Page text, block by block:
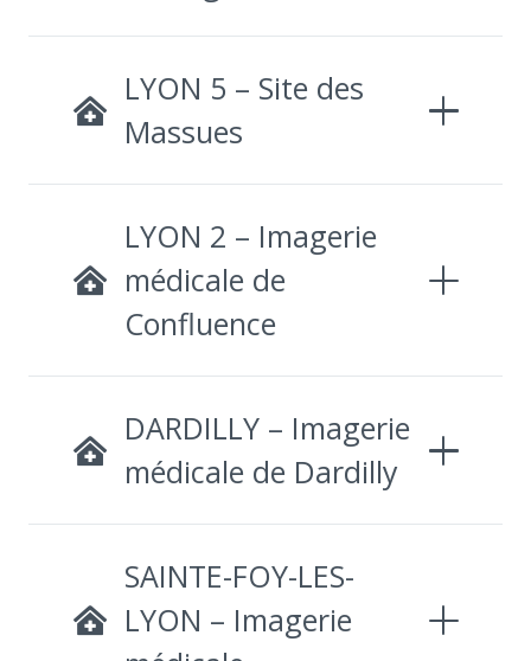
Massues
médicale de
Confluence
médicale de Dardilly
LYON – Imagerie
médicale